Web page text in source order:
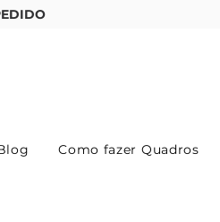
Como fazer Quadros